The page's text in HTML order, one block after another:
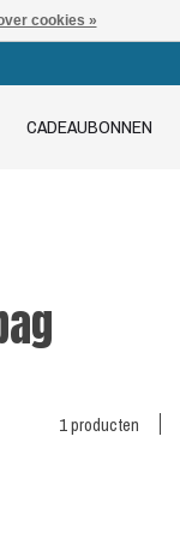
CADEAUBONNEN
1 producten
cookies »